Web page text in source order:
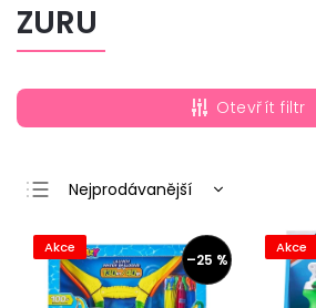
ZURU
Otevřít filtr
Nejprodávanější
Nejdražší
Abecedně
Akce
–25 %
Akce